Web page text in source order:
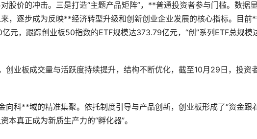
股价的冲击。三是打造“主题产品矩阵”，**普通投资者参与门槛。数据显
，逐步成为反映**经济转型升级和创新创业企业发展的核心指标。目前
元，跟踪创业板50指数的ETF规模达373.79亿元，“创”系列ETF总规模
业板成交量与活跃度持续提升，结构不断优化，截至10月29日，投资
科**域的精准集聚。依托制度引导与产品创新，创业板形成了“资金跟
本真正成为新质生产力的“孵化器”。